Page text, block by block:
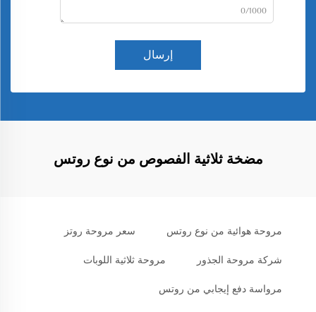
0/1000
إرسال
مضخة ثلاثية الفصوص من نوع روتس
مروحة هوائية من نوع روتس سعر مروحة روتز
شركة مروحة الجذور مروحة ثلاثية اللوبات
مرواسة دفع إيجابي من روتس